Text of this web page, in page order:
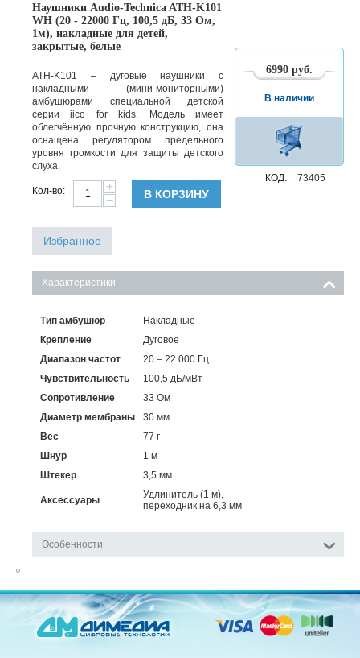
Наушники Audio-Technica ATH-K101
WH (20 - 22000 Гц, 100,5 дБ, 33 Ом,
1м), накладные для детей,
закрытые, белые
ATH-K101 – дуговые наушники с
накладными (мини-мониторными)
амбушюрами специальной детской
серии iico for kids. Модель имеет
облегчённую прочную конструкцию, она
оснащена регулятором предельного
уровня громкости для защиты детского
слуха.
6990 руб.
КОД: 73405
В наличии
Кол-во:
+
−
В КОРЗИНУ
Избранное
Характеристики
Тип амбушюр
Накладные
Крепление
Дуговое
Диапазон частот
20 – 22 000 Гц
Чувствительность
100,5 дБ/мВт
Сопротивление
33 Ом
Диаметр мембраны
30 мм
Вес
77 г
Шнур
1 м
Штекер
3,5 мм
Аксессуары
Удлинитель (1 м),
переходник на 6,3 мм
Особенности